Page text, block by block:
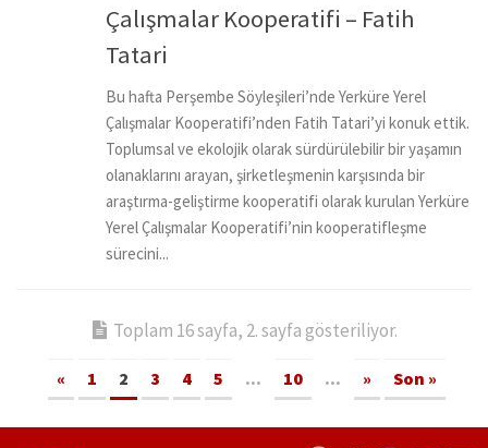
Çalışmalar Kooperatifi – Fatih
Tatari
Bu hafta Perşembe Söyleşileri’nde Yerküre Yerel
Çalışmalar Kooperatifi’nden Fatih Tatari’yi konuk ettik.
Toplumsal ve ekolojik olarak sürdürülebilir bir yaşamın
olanaklarını arayan, şirketleşmenin karşısında bir
araştırma-geliştirme kooperatifi olarak kurulan Yerküre
Yerel Çalışmalar Kooperatifi’nin kooperatifleşme
sürecini...
Toplam 16 sayfa, 2. sayfa gösteriliyor.
« 1 2 3 4 5 ... 10 ... » Son »